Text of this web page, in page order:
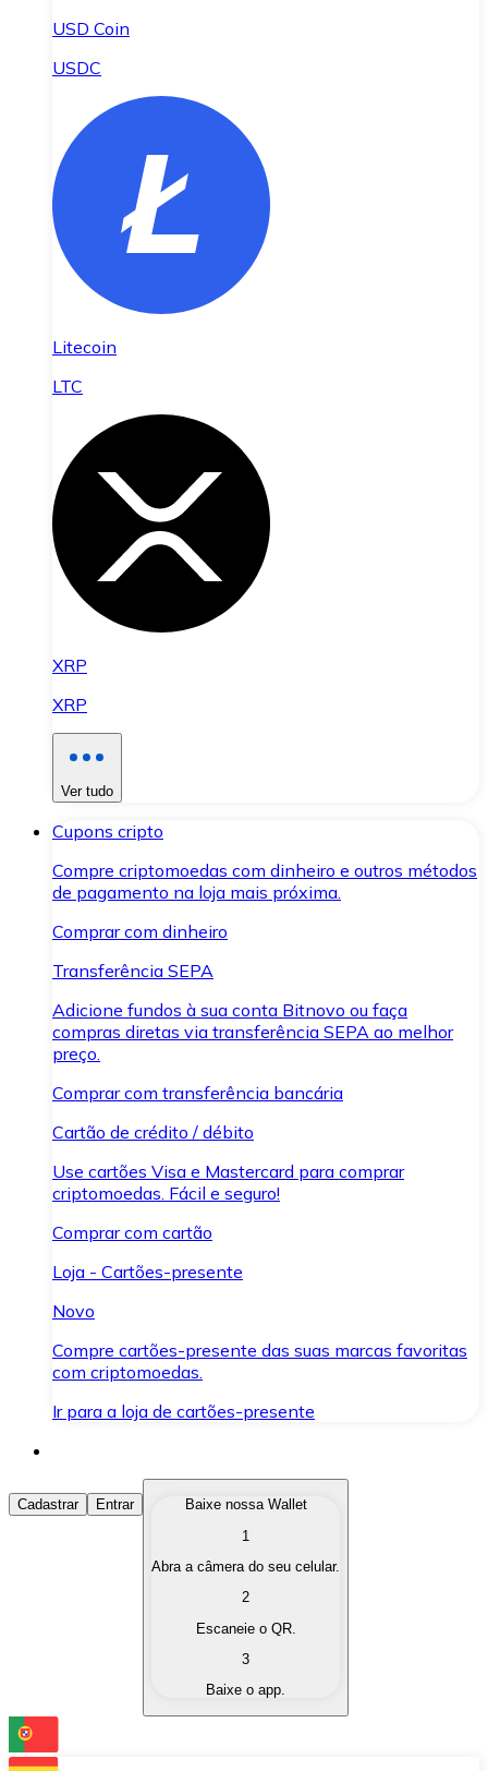
USD Coin
USDC
Litecoin
LTC
XRP
XRP
Ver tudo
Cupons cripto
Compre criptomoedas com dinheiro e outros métodos
de pagamento na loja mais próxima.
Comprar com dinheiro
Transferência SEPA
Adicione fundos à sua conta Bitnovo ou faça
compras diretas via transferência SEPA ao melhor
preço.
Comprar com transferência bancária
Cartão de crédito / débito
Use cartões Visa e Mastercard para comprar
criptomoedas. Fácil e seguro!
Comprar com cartão
Loja - Cartões-presente
Novo
Compre cartões-presente das suas marcas favoritas
com criptomoedas.
Ir para a loja de cartões-presente
Comprar Criptomoedas
Compre as criptomoedas de seu interesse de forma
Converta suas criptomoedas em moeda fiduciária
Troque uma criptomoeda por outra
Cadastrar Entrar
Baixe nossa Wallet
1
Abra a câmera do seu celular.
2
Escaneie o QR.
3
Baixe o app.